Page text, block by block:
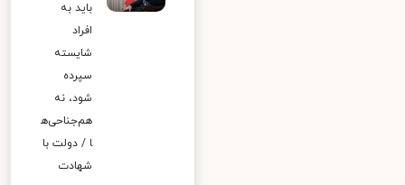
باید به
افراد
شایسته
سپرده
شود، نه
هم‌جناحی‌ه
ا / دولت با
شهادت